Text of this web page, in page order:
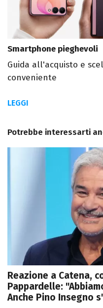
Smartphone pieghevoli
Guida all'acquisto e
conveniente
LEGGI
Potrebbe interessarti
Reazione a Catena,
Pappardelle:
Anche Pino Insegno